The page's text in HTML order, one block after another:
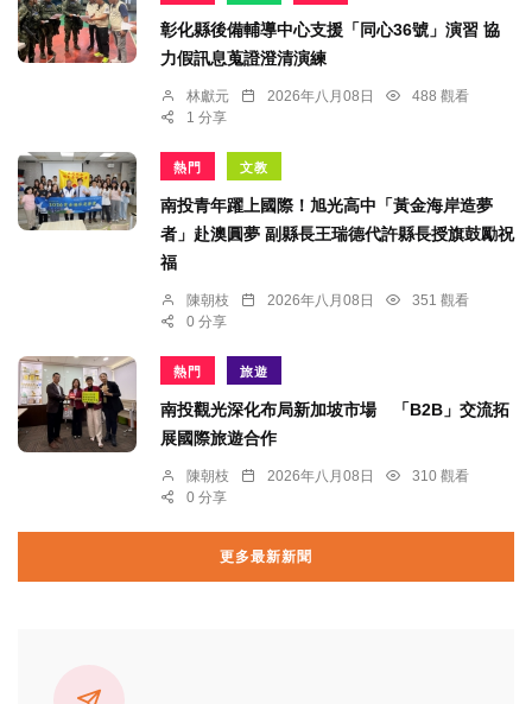
彰化縣後備輔導中心支援「同心36號」演習 協
力假訊息蒐證澄清演練
林獻元 2026年八月08日
488 觀看
1 分享
熱門 文教
南投青年躍上國際！旭光高中「黃金海岸造夢
者」赴澳圓夢 副縣長王瑞德代許縣長授旗鼓勵祝
福
陳朝枝 2026年八月08日
351 觀看
0 分享
熱門 旅遊
南投觀光深化布局新加坡市場 「B2B」交流拓
展國際旅遊合作
陳朝枝 2026年八月08日
310 觀看
0 分享
更多最新新聞